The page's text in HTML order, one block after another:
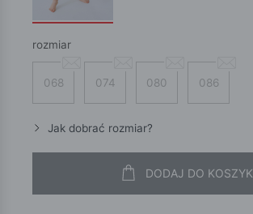
rozmiar
068 074 080 086
Jak dobrać rozmiar?
DODAJ DO